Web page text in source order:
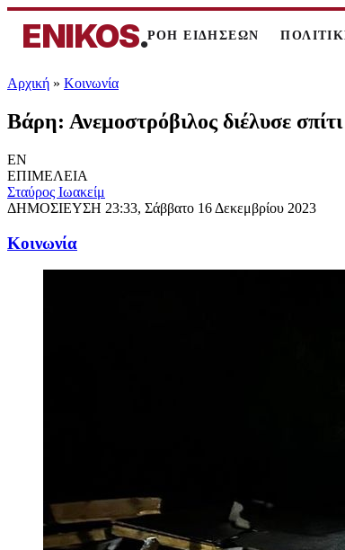
ENIKOS.ΡΟΗ ΕΙΔΗΣΕΩΝ
Αρχική » Κοινωνία
Βάρη: Ανεμοστρόβιλος διέλυσε
EN
ΕΠΙΜΕΛΕΙΑ
Σταύρος Ιωακείμ
ΔΗΜΟΣΙΕΥΣΗ 23:33, Σάββατο 16 Δεκεμβρίου 2023
Κοινωνία